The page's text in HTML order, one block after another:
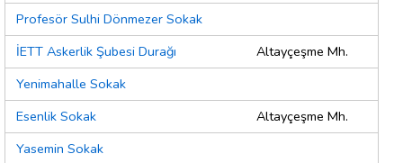
Profesör Sulhi Dönmezer Sokak
İETT Askerlik Şubesi Durağı
Altayçeşme Mh.
Yenimahalle Sokak
Esenlik Sokak
Altayçeşme Mh.
Yasemin Sokak